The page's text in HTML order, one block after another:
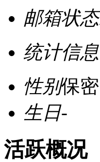
邮箱状态
统计信息
性别保密
生日-
活跃概况